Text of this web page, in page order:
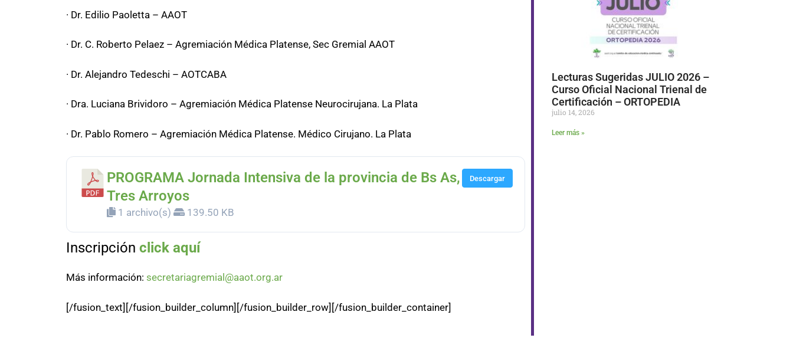
· Dr. Edilio Paoletta – AAOT
· Dr. C. Roberto Pelaez – Agremiación Médica Platense, Sec Gremial AAOT
· Dr. Alejandro Tedeschi – AOTCABA
· Dra. Luciana Brividoro – Agremiación Médica Platense Neurocirujana. La Plata
· Dr. Pablo Romero – Agremiación Médica Platense. Médico Cirujano. La Plata
PROGRAMA Jornada Intensiva de la provincia de Bs As,
Tres Arroyos
1 archivo(s) 139.50 KB
Descargar
Inscripción click aquí
Más información: secretariagremial@aaot.org.ar
[/fusion_text][/fusion_builder_column][/fusion_builder_row][/fusion_builder_container]
Lecturas Sugeridas JULIO 2026 –
Curso Oficial Nacional Trienal de
Certificación – ORTOPEDIA
julio 14, 2026
Leer más »